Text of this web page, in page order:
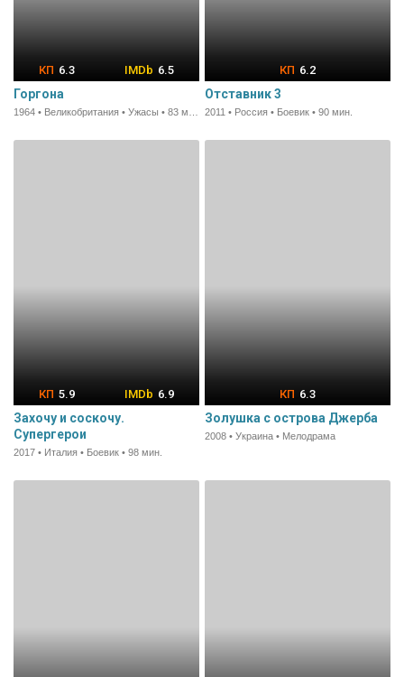
6.3 6.5
Горгона
6.2
Отставник 3
2011 • Россия • Боевик • 90 мин.
5.9 6.9
Захочу и соскочу.
Супергерои
2017 • Италия • Боевик • 98 мин.
6.3
Золушка с острова Джерба
2008 • Украина • Мелодрама